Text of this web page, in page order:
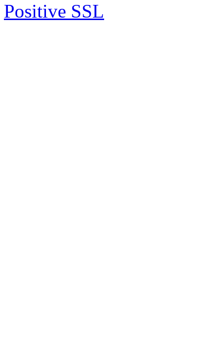
Positive SSL